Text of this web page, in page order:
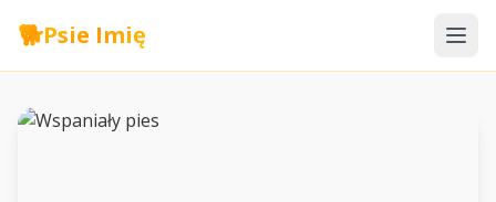
🐕Psie Imię